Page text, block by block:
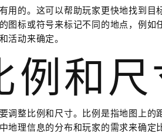
用的。这可以帮助玩家更快地找到目
图标或符号来标记不同的地点，例如
活动来确定。
例和尺
调整比例和尺寸。比例是指地图上的
地理信息的分布和玩家的需求来确定